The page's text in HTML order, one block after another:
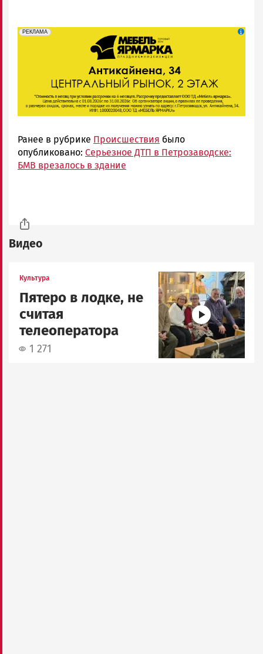
erid: 2SDnjeFymr3
РЕКЛАМА
Реклама
Ранее в рубрике Происшествия было
опубликовано: Серьезное ДТП в Петрозаводске:
БМВ врезалось в здание
Видео
Культура
Пятеро в лодке, не
считая
телеоператора
1 271
Image